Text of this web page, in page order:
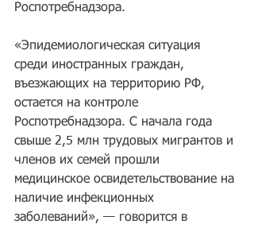
Роспотребнадзора.
«Эпидемиологическая ситуация
среди иностранных граждан,
въезжающих на территорию РФ,
остается на контроле
Роспотребнадзора. С начала года
свыше 2,5 млн трудовых мигрантов и
членов их семей прошли
медицинское освидетельствование на
наличие инфекционных
заболеваний», — говорится в